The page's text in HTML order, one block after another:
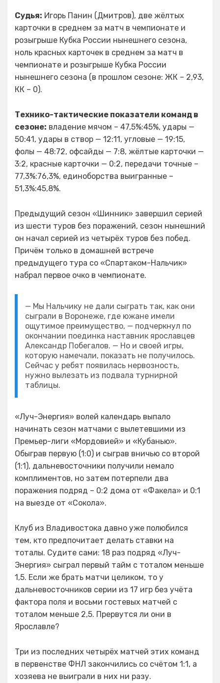
Судья: Игорь Панин (Дмитров), две жёлтых
карточки в среднем за матч в чемпионате и
розыгрыше Кубка России нынешнего сезона,
ноль красных карточек в среднем за матч в
чемпионате и розыгрыше Кубка России
нынешнего сезона (в прошлом сезоне: ЖК – 2,93,
КК – 0).
Технико-тактические показатели команд в
сезоне: владение мячом – 47,5%:45%, удары —
50:41, удары в створ — 12:11, угловые — 19:15,
фолы — 48:72, офсайды — 7:8, жёлтые карточки —
3:2, красные карточки — 0:2, передачи точные –
77,3%:76,3%, единоборства выигранные –
51,3%:45,8%.
Предыдущий сезон «Шинник» завершил серией
из шести туров без поражений, сезон нынешний
он начал серией из четырёх туров без побед.
Причём только в домашней встрече
предыдущего тура со «Спартаком-Нальчик»
набрал первое очко в чемпионате.
— Мы Нальчику не дали сыграть так, как они
сыграли в Воронеже, где южане имели
ощутимое преимущество, — подчеркнул по
окончании поединка наставник ярославцев
Александр Побегалов. — Но и своей игры,
которую намечали, показать не получилось.
Сейчас у ребят появилась нервозность,
нужно вылезать из подвала турнирной
таблицы.
«Луч-Энергия» волей календарь выпало
начинать сезон матчами с вылетевшими из
Премьер-лиги «Мордовией» и «Кубанью».
Обыграв первую (1:0) и сыграв вничью со второй
(1:1), дальневосточники получили немало
комплиментов, но затем потерпели два
поражения подряд – 0:2 дома от «Факела» и 0:1
на выезде от «Сокола».
Клуб из Владивостока давно уже полюбился
тем, кто предпочитает делать ставки на
тоталы. Судите сами: 18 раз подряд «Луч-
Энергия» сыграл первый тайм с тоталом меньше
1,5. Если же брать матчи целиком, то у
дальневосточников серии из 17 игр без учёта
фактора поля и восьми гостевых матчей с
тоталом меньше 2,5. Прервутся ли они в
Ярославле?
Три из последних четырёх матчей этих команд
в первенстве ФНЛ закончились со счётом 1:1, а
хозяева не выиграли в них ни разу.